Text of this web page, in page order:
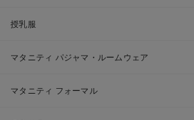
授乳服
マタニティ パジャマ・ルームウェア
マタニティ フォーマル